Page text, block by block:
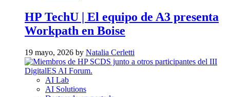
HP TechU | El equipo de A3 presenta
Workpath en Boise
19 mayo, 2026 by Natalia Cerletti
AI Lab
AI Solutions